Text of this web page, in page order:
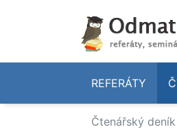
REFERÁTY
Čtenářský deník